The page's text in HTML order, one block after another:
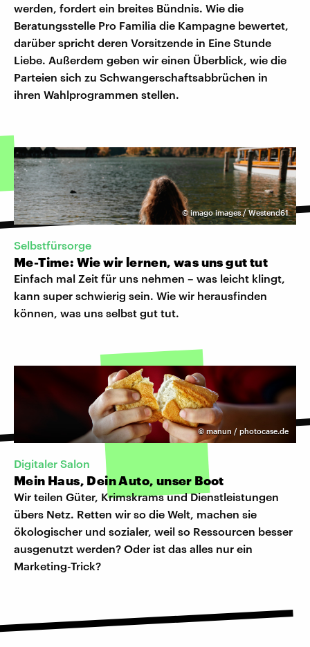
werden, fordert ein breites Bündnis. Wie die
Beratungsstelle Pro Familia die Kampagne bewertet,
darüber spricht deren Vorsitzende in Eine Stunde
Liebe. Außerdem geben wir einen Überblick, wie die
Parteien sich zu Schwangerschaftsabbrüchen in
ihren Wahlprogrammen stellen.
©imago images / Westend61
Selbstfürsorge
Me-Time: Wie wir lernen, was uns gut tut
Einfach mal Zeit für uns nehmen – was leicht klingt,
kann super schwierig sein. Wie wir herausfinden
können, was uns selbst gut tut.
©manun / photocase.de
​Digitaler Salon
Mein Haus, Dein Auto, unser Boot
Wir teilen Güter, Krimskrams und Dienstleistungen
übers Netz. Retten wir so die Welt, machen sie
ökologischer und sozialer, weil so Ressourcen besser
ausgenutzt werden? Oder ist das alles nur ein
Marketing-Trick?